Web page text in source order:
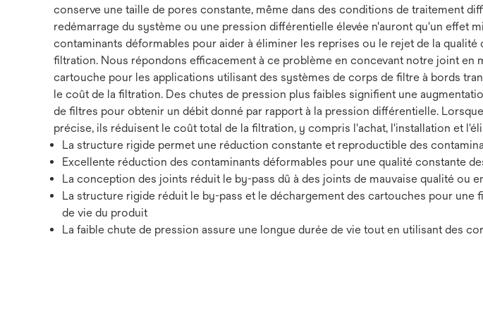
conserve une taille de pores constante, même dans des conditions de traitement
redémarrage du système ou une pression différentielle élevée n'auront qu'un effet
contaminants déformables pour aider à éliminer les reprises ou le rejet de la
filtration. Nous répondons efficacement à ce problème en concevant notre joint
cartouche pour les applications utilisant des systèmes de corps de filtre à bords
le coût de la filtration. Des chutes de pression plus faibles signifient une
de filtres pour obtenir un débit donné par rapport à la pression différentielle.
précise, ils réduisent le coût total de la filtration, y compris l'achat, l'installation et
La structure rigide permet une réduction constante et reproductible des
Excellente réduction des contaminants déformables pour une qualité constante
La conception des joints réduit le by-pass dû à des joints de mauvaise qualité ou
La structure rigide réduit le by-pass et le déchargement des cartouches pour
de vie du produit
La faible chute de pression assure une longue durée de vie tout en utilisant des